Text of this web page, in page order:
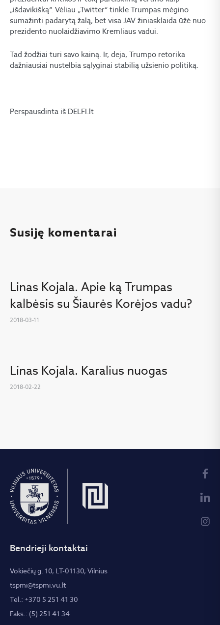
„išdavikišką“. Vėliau „Twitter“ tinkle Trumpas mėgino
sumažinti padarytą žalą, bet visa JAV žiniasklaida ūžė nuo
prezidento nuolaidžiavimo Kremliaus vadui.
Tad žodžiai turi savo kainą. Ir, deja, Trumpo retorika
dažniausiai nustelbia sąlyginai stabilią užsienio politiką.
Perspausdinta iš DELFI.lt
Susiję komentarai
Linas Kojala. Apie ką Trumpas
kalbėsis su Šiaurės Korėjos vadu?
2018-03-11
Linas Kojala. Karalius nuogas
2018-02-22
Bendrieji kontaktai
Vokiečių g. 10, LT-01130, Vilnius
tspmi@tspmi.vu.lt
Tel.: +370 5 251 41 30
Faks.: (5) 251 41 34